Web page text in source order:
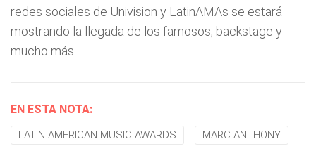
redes sociales de Univision y LatinAMAs se estará
mostrando la llegada de los famosos, backstage y
mucho más.
EN ESTA NOTA:
LATIN AMERICAN MUSIC AWARDS MARC ANTHONY